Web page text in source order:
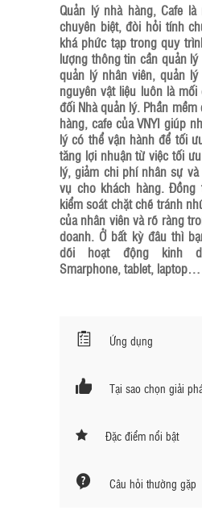
Quản lý nhà hàng, Cafe
chuyên biệt, đòi hỏi tính
khá phức tạp trong quy
lượng thông tin cần quản
quản lý nhân viên, quản
nguyên vật liệu luôn là
đối Nhà quản lý. Phần
hàng, cafe của VNYI giúp
lý có thể vận hành để tối
tăng lợi nhuận từ việc tối
lý, giảm chi phí nhân sự
vụ cho khách hàng. Đồng
kiểm soát chặt chẽ tránh
của nhân viên và rõ ràng
doanh. Ở bất kỳ đâu thì
dõi hoạt động kinh
Smarphone, tablet, laptop…
Ứng dụng
Tại sao chọn giải
Đặc điểm nổi bật
Câu hỏi thường gặp